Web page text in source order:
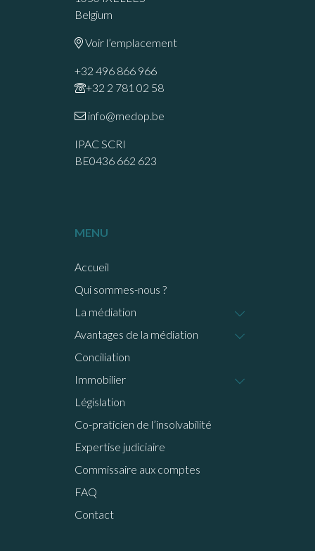
Belgium
Voir l’emplacement
+32 496 866 966
+32 2 781 02 58
info@medop.be
IPAC SCRI
BE0436 662 623
MENU
Accueil
Qui sommes-nous ?
La médiation
Avantages de la médiation
Conciliation
Immobilier
Législation
Co-praticien de l’insolvabilité
Expertise judiciaire
Commissaire aux comptes
FAQ
Contact